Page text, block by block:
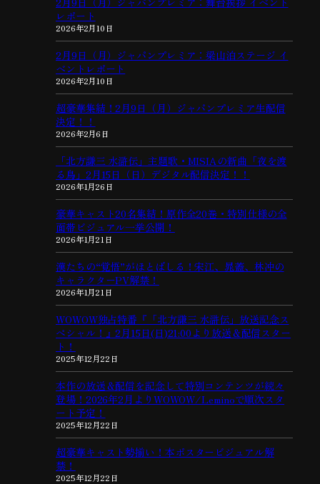
レポート
2026年2月10日
2月9日（月）ジャパンプレミア：梁山泊ステージ イ
ベントレポート
2026年2月10日
超豪華集結！2月9日（月）ジャパンプレミア生配信
決定！！
2026年2月6日
「北方謙三 水滸伝」主題歌・MISIAの新曲「夜を渡
る鳥」2月15日（日）デジタル配信決定！！
2026年1月26日
豪華キャスト20名集結！原作全20巻・特別仕様の全
面帯ビジュアル一挙公開！
2026年1月21日
漢たちの“覚悟”がほとばしる！宋江、晁蓋、林冲の
キャラクターPV解禁！
2026年1月21日
WOWOW独占特番『「北方謙三 水滸伝」放送記念ス
ペシャル！』2月15日(日)21:00より放送＆配信スター
ト！
2025年12月22日
本作の放送＆配信を記念して特別コンテンツが続々
登場！2026年2月よりWOWOW/Leminoで順次スタ
ート予定！
2025年12月22日
超豪華キャスト勢揃い！本ポスタービジュアル解
禁！
2025年12月22日